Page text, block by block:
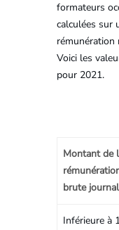
formateurs
calculées sur
rémunération
Voici les
pour 2021.
Montant de
brute
Inférieure à